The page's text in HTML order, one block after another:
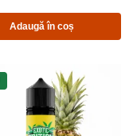
Adaugă în coș